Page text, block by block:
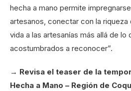
hecha a mano permite
artesanos, conectar con la riqueza
vida a las artesanías más allá de lo
acostumbrados a reconocer”.
→ Revisa el teaser de la
Hecha a Mano – Región de